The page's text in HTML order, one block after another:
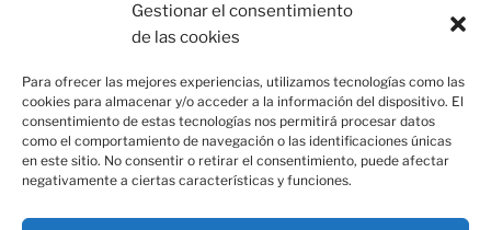
Gestionar el consentimiento
de las cookies
Para ofrecer las mejores experiencias, utilizamos tecnologías como las
cookies para almacenar y/o acceder a la información del dispositivo. El
consentimiento de estas tecnologías nos permitirá procesar datos
como el comportamiento de navegación o las identificaciones únicas
en este sitio. No consentir o retirar el consentimiento, puede afectar
negativamente a ciertas características y funciones.
«Aviso Legal»